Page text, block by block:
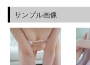
サンプル画像